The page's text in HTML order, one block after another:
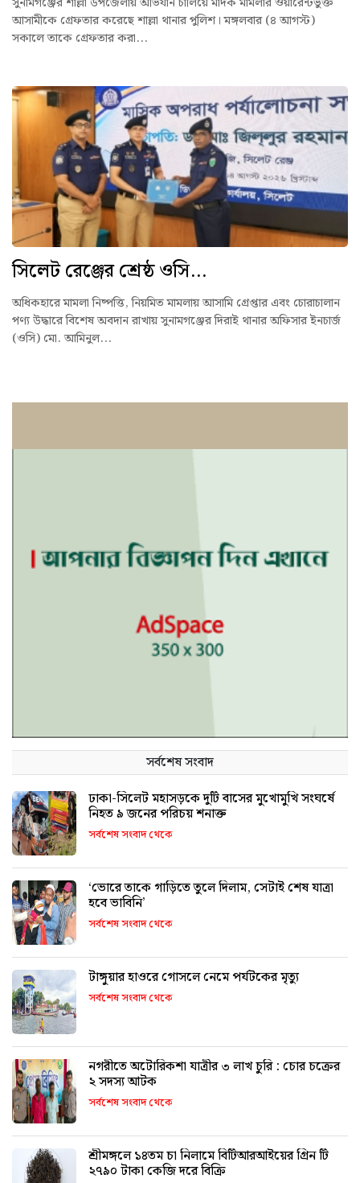
আসামীকে গ্রেফতার করেছে শাল্লা থানার পুলিশ। মঙ্গলবার (৪ আগস্ট)
সকালে তাকে গ্রেফতার করা...
সিলেট রেঞ্জের শ্রেষ্ঠ ওসি...
অধিকহারে মামলা নিষ্পত্তি, নিয়মিত মামলায় আসামি গ্রেপ্তার এবং চোরাচালান
পণ্য উদ্ধারে বিশেষ অবদান রাখায় সুনামগঞ্জের দিরাই থানার অফিসার ইনচার্জ
(ওসি) মো. আমিনুল...
সর্বশেষ সংবাদ
ঢাকা-সিলেট মহাসড়কে দুটি বাসের মুখোমুখি সংঘর্ষে
নিহত ৯ জনের পরিচয় শনাক্ত
সর্বশেষ সংবাদ থেকে
‘ভোরে তাকে গাড়িতে তুলে দিলাম, সেটাই শেষ যাত্রা
হবে ভাবিনি’
সর্বশেষ সংবাদ থেকে
টাঙ্গুয়ার হাওরে গোসলে নেমে পর্যটকের মৃত্যু
সর্বশেষ সংবাদ থেকে
নগরীতে অটোরিকশা যাত্রীর ৩ লাখ চুরি : চোর চক্রের
২ সদস্য আটক
সর্বশেষ সংবাদ থেকে
শ্রীমঙ্গলে ১৪তম চা নিলামে বিটিআরআইয়ের গ্রিন টি
২৭৯০ টাকা কেজি দরে বিক্রি